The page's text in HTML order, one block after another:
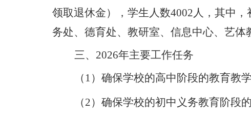
领取退休金），学生人数4002人，其中，
务处、德育处、教研室、信息中心、艺体
三、2026年主要工作任务
（1）确保学校的高中阶段的教育教
（2）确保学校的初中义务教育阶段